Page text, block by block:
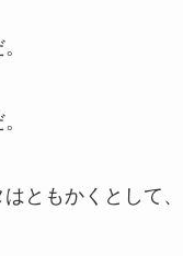
ともかくとして、